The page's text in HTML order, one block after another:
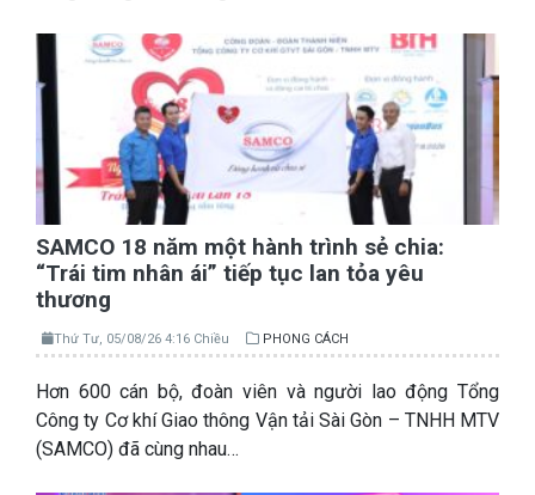
SAMCO 18 năm một hành trình sẻ chia:
“Trái tim nhân ái” tiếp tục lan tỏa yêu
thương
Thứ Tư, 05/08/26 4:16 Chiều PHONG CÁCH
Hơn 600 cán bộ, đoàn viên và người lao động Tổng
Công ty Cơ khí Giao thông Vận tải Sài Gòn – TNHH MTV
(SAMCO) đã cùng nhau…